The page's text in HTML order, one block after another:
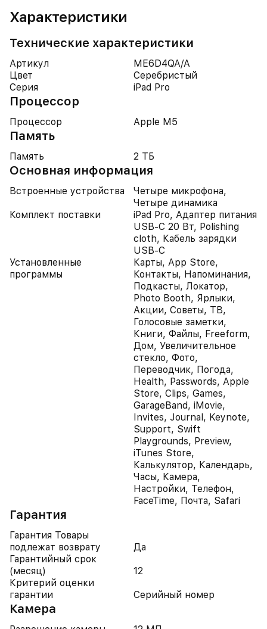
Характеристики
Технические характеристики
Артикул
ME6D4QA/A
Цвет
Серебристый
Серия
iPad Pro
Процессор
Процессор Apple M5
Память
Память 2 ТБ
Основная информация
Встроенные устройства
Четыре микрофона,
Четыре динамика
Комплект поставки
iPad Pro, Адаптер питания
USB-C 20 Вт, Polishing
cloth, Кабель зарядки
USB-C
Установленные
программы
Карты, App Store,
Контакты, Напоминания,
Подкасты, Локатор,
Photo Booth, Ярлыки,
Акции, Советы, ТВ,
Голосовые заметки,
Книги, Файлы, Freeform,
Дом, Увеличительное
стекло, Фото,
Переводчик, Погода,
Health, Passwords, Apple
Store, Clips, Games,
GarageBand, iMovie,
Invites, Journal, Keynote,
Support, Swift
Playgrounds, Preview,
iTunes Store,
Калькулятор, Календарь,
Часы, Камера,
Настройки, Телефон,
FaceTime, Почта, Safari
Гарантия
Гарантия Товары
подлежат возврату
Да
Гарантийный срок
(месяц)
12
Критерий оценки
гарантии
Серийный номер
Камера